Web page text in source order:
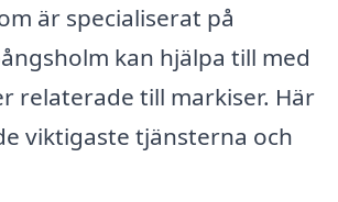
är specialiserat på
kan hjälpa till med
relaterade till markiser. Här
viktigaste tjänsterna och